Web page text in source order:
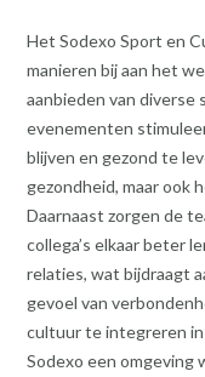
Het Sodexo Sport en
manieren bij aan het
aanbieden van
evenementen
blijven en gezond te
gezondheid, maar ook
Daarnaast zorgen de
collega’s elkaar beter
relaties, wat bijdraagt
gevoel van
cultuur te integreren
Sodexo een omgeving